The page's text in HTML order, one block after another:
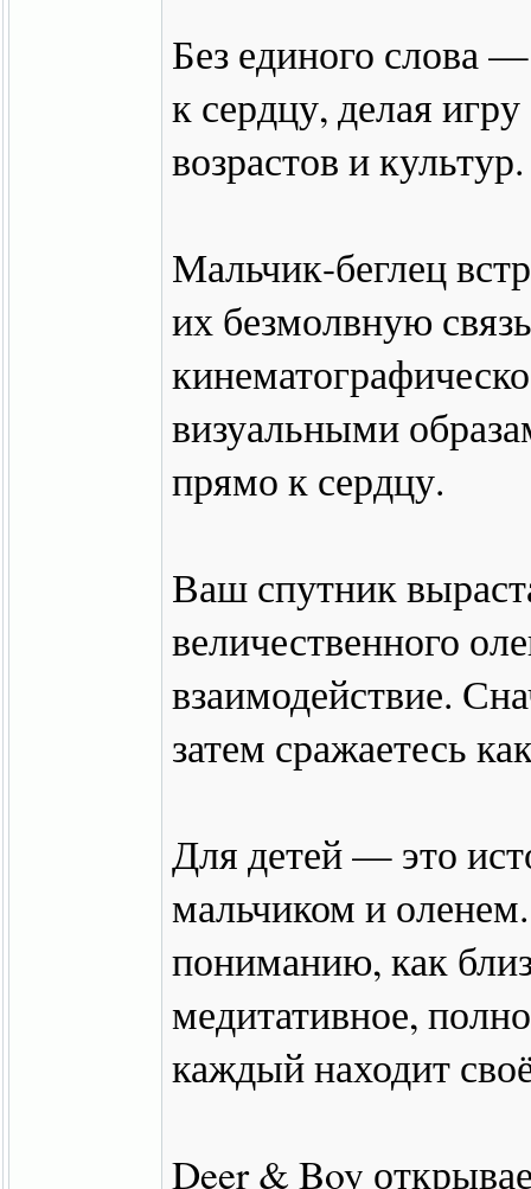
Без единого слова
к сердцу, делая
возрастов и культур.
Мальчик-беглец
их безмолвную
визуальными
прямо к сердцу.
Ваш спутник
величественного
взаимодействие.
затем сражаетесь
Для детей — это
мальчиком и
пониманию, как
медитативное,
каждый находит
Deer & Boy